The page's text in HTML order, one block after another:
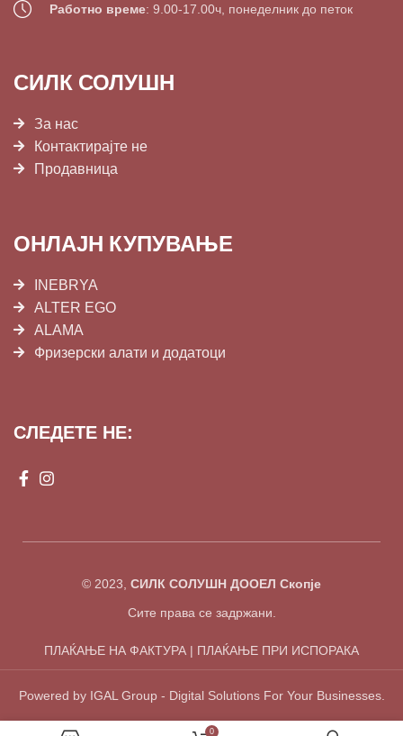
Работно време: 9.00-17.00ч, понеделник до петок
СИЛК СОЛУШН
За нас
Контактирајте не
Продавница
ОНЛАЈН КУПУВАЊЕ
INEBRYA
ALTER EGO
ALAMA
Фризерски алати и додатоци
СЛЕДЕТЕ НЕ:
© 2023, СИЛК СОЛУШН ДООЕЛ Скопје
Сите права се задржани.
ПЛАЌАЊЕ НА ФАКТУРА | ПЛАЌАЊЕ ПРИ ИСПОРАКА
Powered by IGAL Group - Digital Solutions For Your Businesses.
0